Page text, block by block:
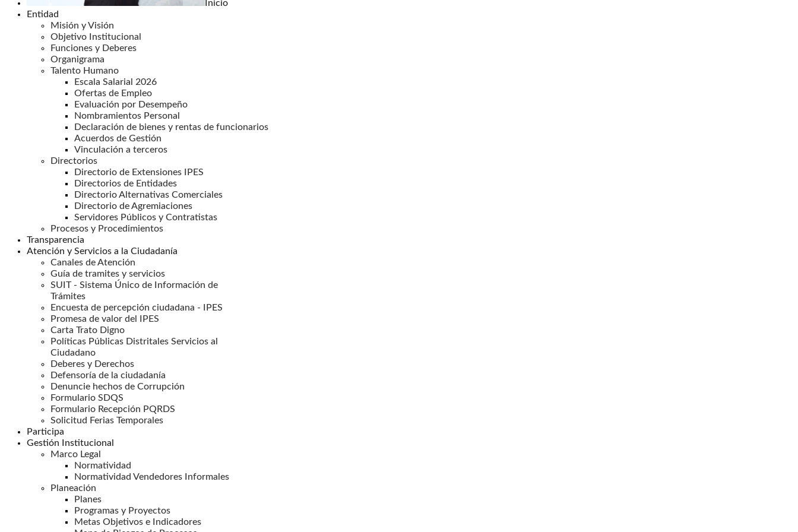
Inicio
Entidad
Misión y Visión
Objetivo Institucional
Funciones y Deberes
Organigrama
Talento Humano
Escala Salarial 2026
Ofertas de Empleo
Evaluación por Desempeño
Nombramientos Personal
Declaración de bienes y rentas de funcionarios
Acuerdos de Gestión
Vinculación a terceros
Directorios
Directorio de Extensiones IPES
Directorios de Entidades
Directorio Alternativas Comerciales
Directorio de Agremiaciones
Servidores Públicos y Contratistas
Procesos y Procedimientos
Transparencia
Atención y Servicios a la Ciudadanía
Canales de Atención
Guía de tramites y servicios
SUIT - Sistema Único de Información de
Trámites
Encuesta de percepción ciudadana - IPES
Promesa de valor del IPES
Carta Trato Digno
Políticas Públicas Distritales Servicios al
Ciudadano
Deberes y Derechos
Defensoría de la ciudadanía
Denuncie hechos de Corrupción
Formulario SDQS
Formulario Recepción PQRDS
Solicitud Ferias Temporales
Participa
Gestión Institucional
Marco Legal
Normatividad
Normatividad Vendedores Informales
Planeación
Planes
Programas y Proyectos
Metas Objetivos e Indicadores